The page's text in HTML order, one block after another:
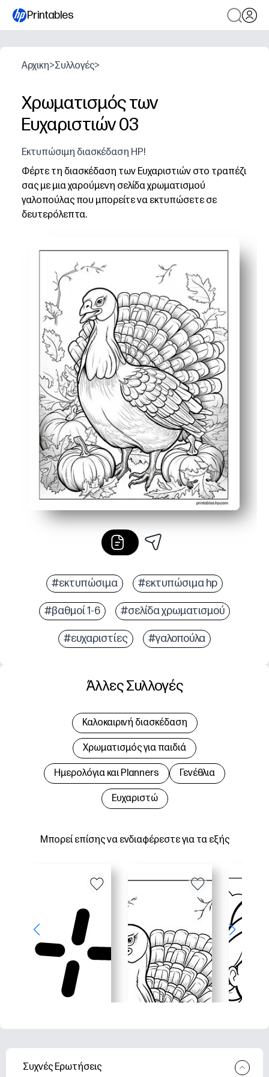
Printables
Αρχικη>Συλλογές>
Χρωματισμός των
Ευχαριστιών 03
Εκτυπώσιμη διασκέδαση HP!
Φέρτε τη διασκέδαση των Ευχαριστιών στο τραπέζι
σας με μια χαρούμενη σελίδα χρωματισμού
γαλοπούλας που μπορείτε να εκτυπώσετε σε
δευτερόλεπτα.
Διατηρεί τα παιδιά αφοσιωμένα κατά τη διάρκεια
Χτίζει λεπτές κινητικές δεξιότητες και αναγνώριση
Μετατρέπεται σε εορταστική διακόσμηση -
#εκτυπώσιμα #εκτυπώσιμα hp
#βαθμοί 1-6 #σελίδα χρωματισμού
#ευχαριστίες #γαλοπούλα
Μπορεί επίσης να ενδιαφέρεστε για τα εξής
Άλλες Συλλογές
Καλοκαιρινή διασκέδαση
Χρωματισμός για παιδιά
Hμερολόγια και Planners Γενέθλια
Ευχαριστώ
Συχνές Ερωτήσεις